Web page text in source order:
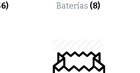
Baterías (8)